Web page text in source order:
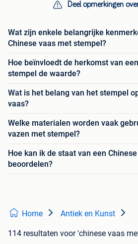
Deel opmerkingen
Wat zijn enkele belangrijke
Chinese vaas met stempel?
Hoe beïnvloedt de herkomst van
stempel de waarde?
Wat is het belang van het stempel
vaas?
Welke materialen worden vaak
vazen met stempel?
Hoe kan ik de staat van een
beoordelen?
Home Antiek en Kunst
114 resultaten voor 'chinese vaas